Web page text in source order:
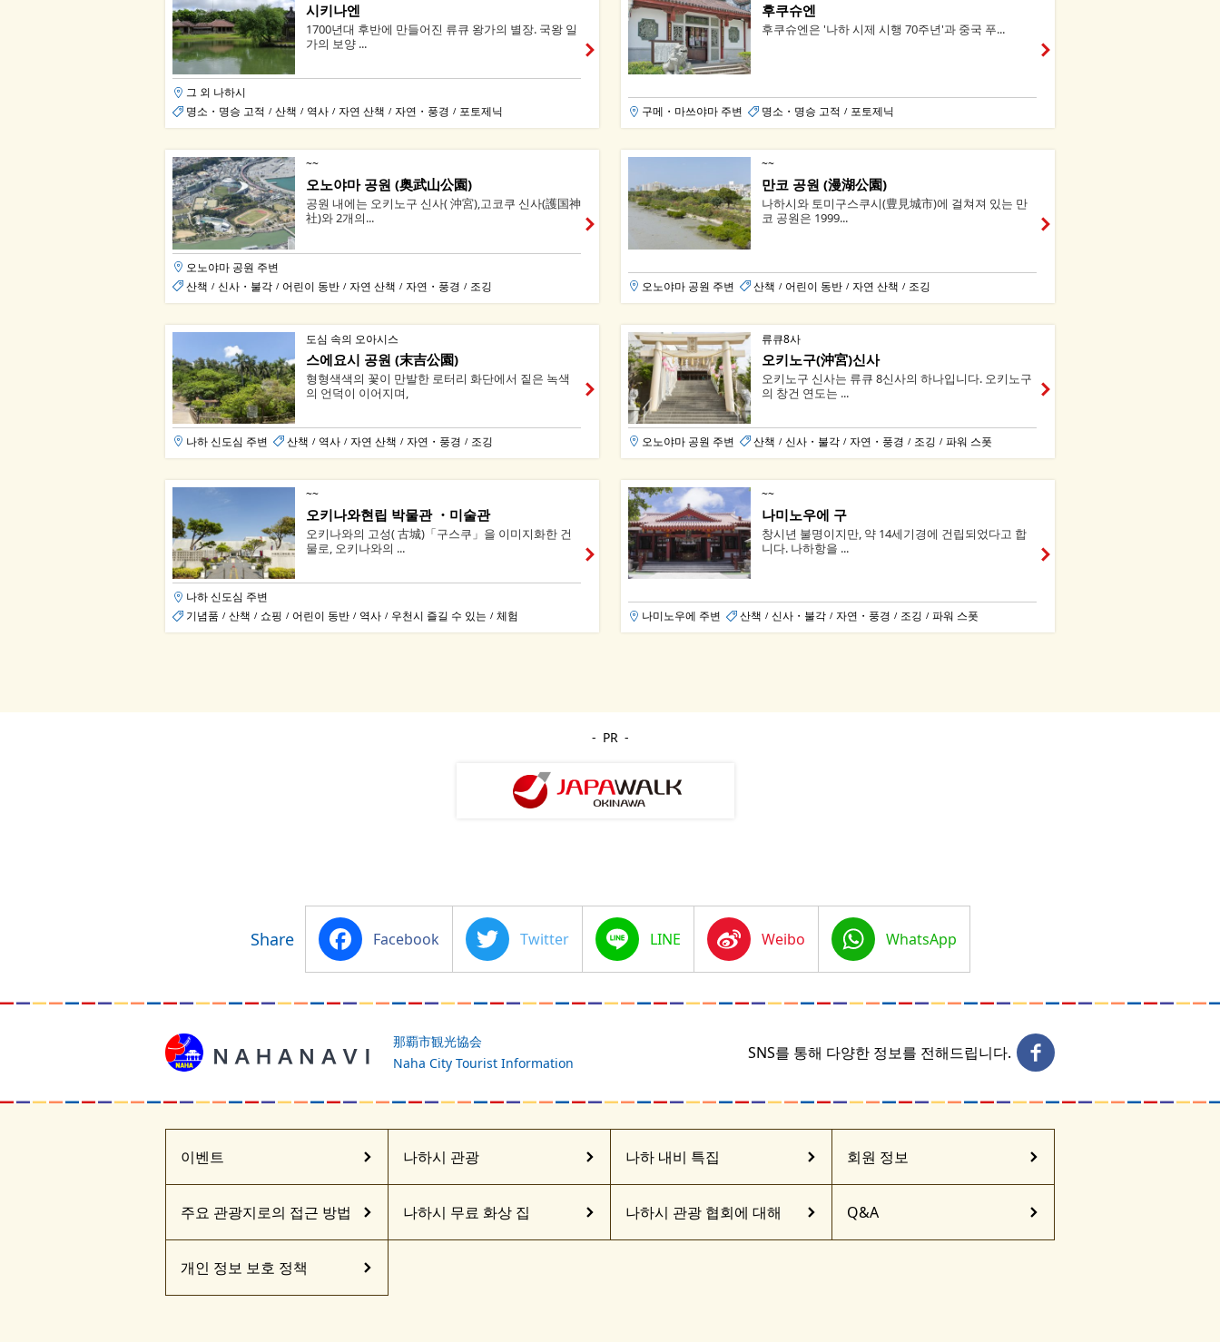
시키나엔
1700년대 후반에 만들어진 류큐 왕가의 별장. 국왕 일
가의 보양 ...
그 외 나하시
명소・명승 고적 / 산책 / 역사 / 자연 산책 / 자연・풍경 / 포토제닉
후쿠슈엔
후쿠슈엔은 '나하 시제 시행 70주년'과 중국 푸...
구메・마쓰야마 주변 명소・명승 고적 / 포토제닉
~~
오노야마 공원 (奥武山公園)
공원 내에는 오키노구 신사( 沖宮),고코쿠 신사(護国神
社)와 2개의...
오노야마 공원 주변
산책 / 신사・불각 / 어린이 동반 / 자연 산책 / 자연・풍경 / 조깅
~~
만코 공원 (漫湖公園)
나하시와 토미구스쿠시(豊見城市)에 걸쳐져 있는 만
코 공원은 1999...
오노야마 공원 주변 산책 / 어린이 동반 / 자연 산책 / 조깅
도심 속의 오아시스
스에요시 공원 (末吉公園)
형형색색의 꽃이 만발한 로터리 화단에서 짙은 녹색
의 언덕이 이어지며,
나하 신도심 주변 산책 / 역사 / 자연 산책 / 자연・풍경 / 조깅
류큐8사
오키노구(沖宮)신사
오키노구 신사는 류큐 8신사의 하나입니다. 오키노구
의 창건 연도는 ...
오노야마 공원 주변 산책 / 신사・불각 / 자연・풍경 / 조깅 / 파워 스폿
~~
오키나와현립 박물관 ・미술관
오키나와의 고성( 古城)「구스쿠」을 이미지화한 건
물로, 오키나와의 ...
나하 신도심 주변
기념품 / 산책 / 쇼핑 / 어린이 동반 / 역사 / 우천시 즐길 수 있는 / 체험
~~
나미노우에 구
창시년 불명이지만, 약 14세기경에 건립되었다고 합
니다. 나하항을 ...
나미노우에 주변 산책 / 신사・불각 / 자연・풍경 / 조깅 / 파워 스폿
PR
Share Facebook Twitter Line Sina
Weibo
WhatsApp
那覇市観光協会
Naha City Tourist Information
SNS를 통해 다양한 정보를 전해드립니다.
이벤트 나하시 관광 나하 내비 특집 회원 정보
주요 관광지로의 접근 방법 나하시 무료 화상 집 나하시 관광 협회에 대해 Q&A
개인 정보 보호 정책